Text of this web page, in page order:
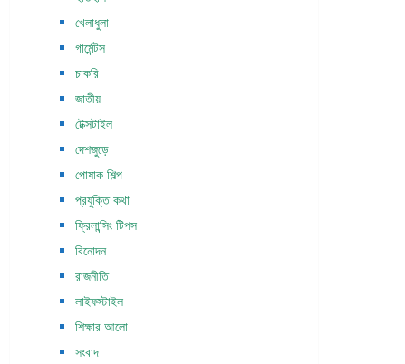
খেলাধুলা
গার্মেন্টস
চাকরি
জাতীয়
টেক্সটাইল
দেশজুড়ে
পোষাক শিল্প
প্রযুক্তি কথা
ফ্রিলান্সিং টিপস
বিনোদন
রাজনীতি
লাইফস্টাইল
শিক্ষার আলো
সংবাদ